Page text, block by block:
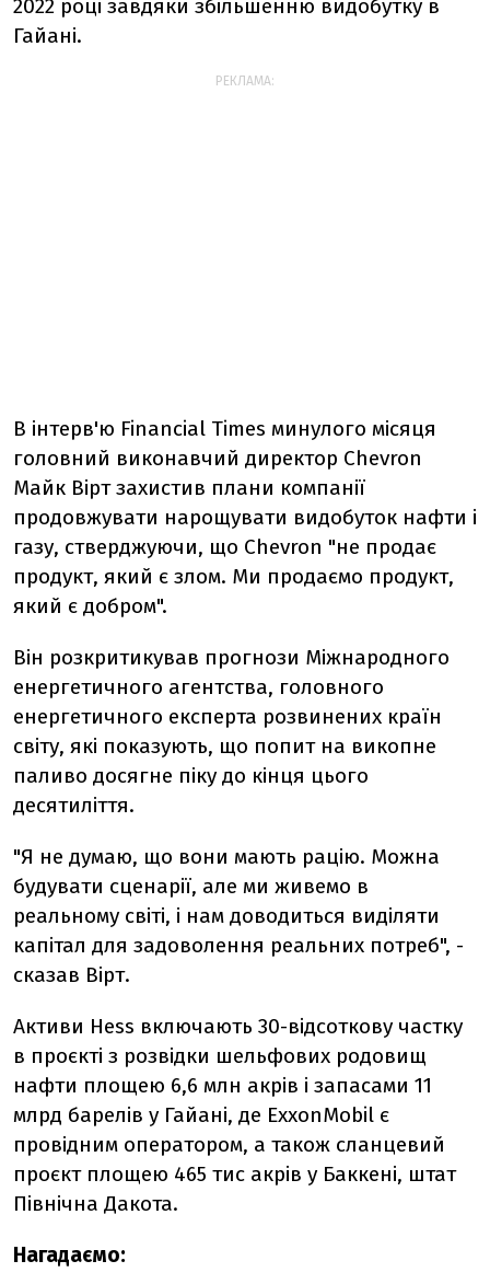
2022 році завдяки збільшенню видобутку в
Гайані.
РЕКЛАМА:
В інтерв'ю Financial Times минулого місяця
головний виконавчий директор Chevron
Майк Вірт захистив плани компанії
продовжувати нарощувати видобуток нафти і
газу, стверджуючи, що Chevron "не продає
продукт, який є злом. Ми продаємо продукт,
який є добром".
Він розкритикував прогнози Міжнародного
енергетичного агентства, головного
енергетичного експерта розвинених країн
світу, які показують, що попит на викопне
паливо досягне піку до кінця цього
десятиліття.
"Я не думаю, що вони мають рацію. Можна
будувати сценарії, але ми живемо в
реальному світі, і нам доводиться виділяти
капітал для задоволення реальних потреб", -
сказав Вірт.
Активи Hess включають 30-відсоткову частку
в проєкті з розвідки шельфових родовищ
нафти площею 6,6 млн акрів і запасами 11
млрд барелів у Гайані, де ExxonMobil є
провідним оператором, а також сланцевий
проєкт площею 465 тис акрів у Баккені, штат
Північна Дакота.
Нагадаємо: